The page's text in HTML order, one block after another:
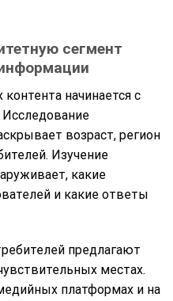
сегмент
начинается с
возраст, регион
Изучение
какие
и какие ответы
предлагают
местах.
платформах и на